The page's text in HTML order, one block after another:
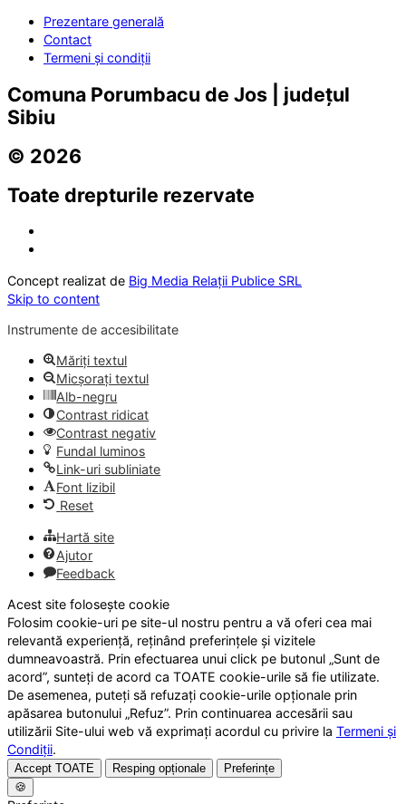
Prezentare generală
Contact
Termeni și condiții
Comuna Porumbacu de Jos | județul
Sibiu
© 2026
Toate drepturile rezervate
Concept realizat de Big Media Relații Publice SRL
Skip to content
Instrumente de accesibilitate
Măriți textul
Micșorați textul
Alb-negru
Contrast ridicat
Contrast negativ
Fundal luminos
Link-uri subliniate
Font lizibil
Reset
Hartă site
Ajutor
Feedback
Acest site folosește cookie
Folosim cookie-uri pe site-ul nostru pentru a vă oferi cea mai
relevantă experiență, reținând preferințele și vizitele
dumneavoastră. Prin efectuarea unui click pe butonul „Sunt de
acord”, sunteți de acord ca TOATE cookie-urile să fie utilizate.
De asemenea, puteți să refuzați cookie-urile opționale prin
apăsarea butonului „Refuz”. Prin continuarea accesării sau
utilizării Site-ului web vă exprimați acordul cu privire la Termeni și
Condiții.
Accept TOATE Resping opționale
Preferințe
🍪